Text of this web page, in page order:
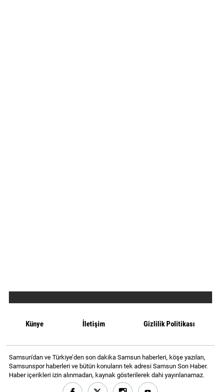
Künye İletişim Gizlilik Politikası
Samsun'dan ve Türkiye’den son dakika Samsun haberleri, köşe yazıları,
Samsunspor haberleri ve bütün konuların tek adresi Samsun Son Haber.
Haber içerikleri izin alınmadan, kaynak gösterilerek dahi yayınlanamaz.